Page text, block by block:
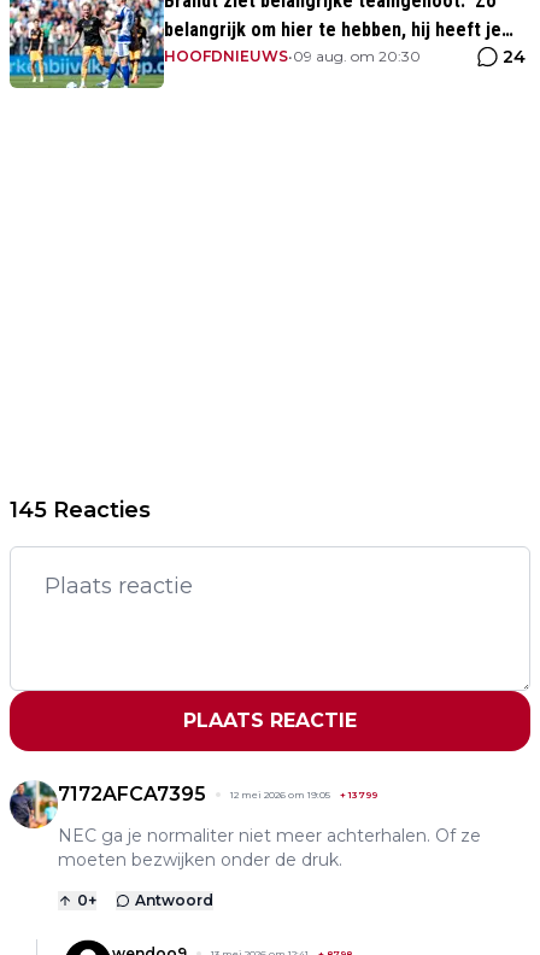
belangrijk om hier te hebben, hij heeft je
rug'
HOOFDNIEUWS•09 aug. om 20:30 24
145 Reacties
PLAATS REACTIE
7172AFCA7395 12 mei 2026 om 19:05 +13799
NEC ga je normaliter niet meer achterhalen. Of ze
moeten bezwijken onder de druk.
0+ Antwoord